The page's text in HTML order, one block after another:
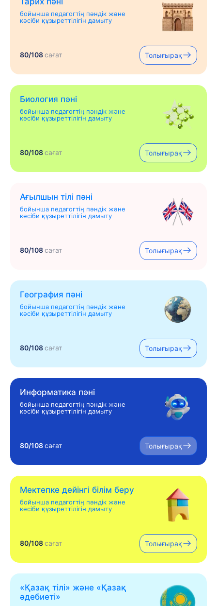
бойынша педагогтің пәндік және
кәсіби құзыреттілігін дамыту
80/108сағат Толығырақ
Биология пәні
бойынша педагогтің пәндік және
кәсіби құзыреттілігін дамыту
80/108сағат Толығырақ
Ағылшын тілі пәні
бойынша педагогтің пәндік және
кәсіби құзыреттілігін дамыту
80/108сағат Толығырақ
География пәні
бойынша педагогтің пәндік және
кәсіби құзыреттілігін дамыту
80/108сағат Толығырақ
Информатика пәні
бойынша педагогтің пәндік және
кәсіби құзыреттілігін дамыту
80/108сағат Толығырақ
Мектепке дейінгі білім беру
бойынша педагогтің пәндік және
кәсіби құзыреттілігін дамыту
80/108сағат Толығырақ
«Қазақ тілі» жəне «Қазақ
əдебиеті»